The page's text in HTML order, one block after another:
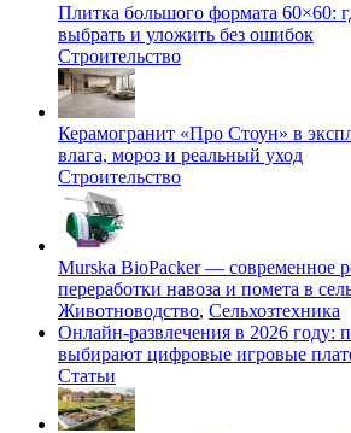
Плитка большого формата 60×60:
выбрать и уложить без ошибок
Строительство
Керамогранит «Про Стоун» в
влага, мороз и реальный уход
Строительство
Murska BioPacker — современное
переработки навоза и помета в
Животноводство, Сельхозтехника
Онлайн-развлечения в 2026 году:
выбирают цифровые игровые
Статьи